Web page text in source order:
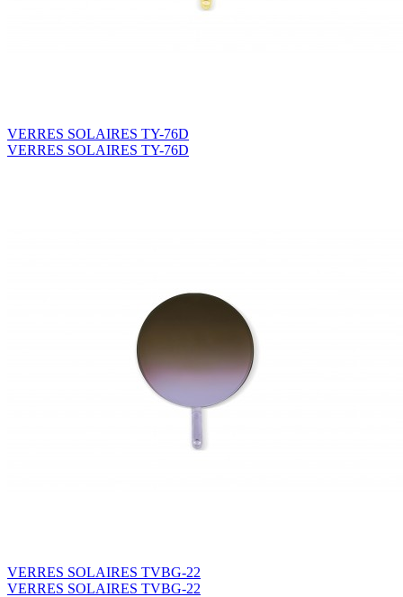
VERRES SOLAIRES TY-76D
VERRES SOLAIRES TY-76D
VERRES SOLAIRES TVBG-22
VERRES SOLAIRES TVBG-22